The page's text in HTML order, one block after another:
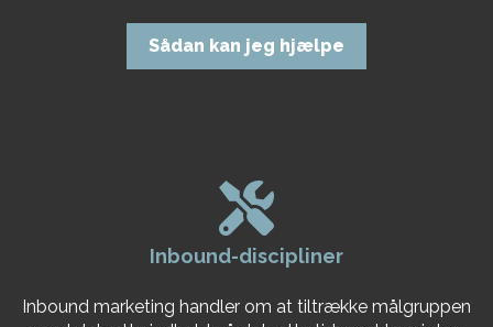
Sådan kan jeg hjælpe
Inbound-discipliner
Inbound marketing handler om at tiltrække målgruppen